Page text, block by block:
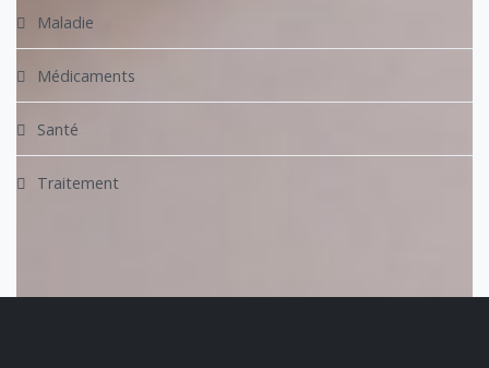
Maladie
Médicaments
Santé
Traitement